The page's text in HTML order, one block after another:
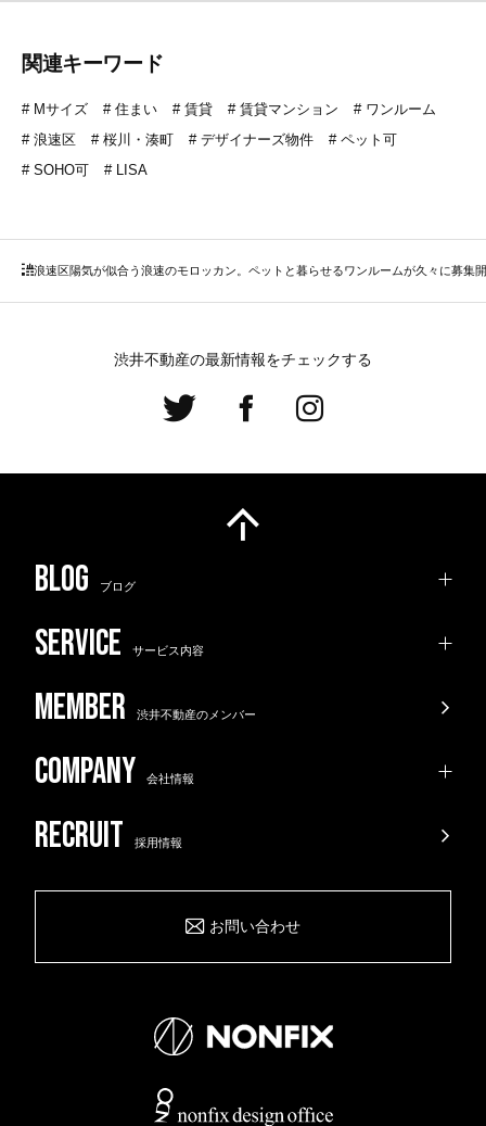
関連キーワード
Mサイズ 住まい 賃貸 賃貸マンション
ワンルーム
浪速区
桜川・湊町 デザイナーズ物件
ペット可
SOHO可
LISA
陽気が似合う浪速のモロッカン。ペットと暮らせるワンルームが久々に募集
浪速区
渋井不動産の最新情報をチェックする
ブログ
サービス内容
渋井不動産のメンバー
会社情報
採用情報
お問い合わせ